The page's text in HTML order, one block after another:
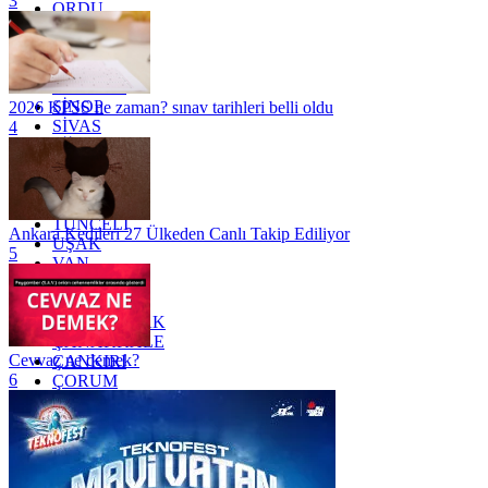
ORDU
OSMANİYE
RİZE
SAKARYA
SAMSUN
SİNOP
SİVAS
SİİRT
TEKİRDAĞ
TOKAT
TRABZON
TUNCELİ
UŞAK
VAN
YALOVA
YOZGAT
ZONGULDAK
ÇANAKKALE
ÇANKIRI
ÇORUM
İSTANBUL
İZMİR
ŞANLIURFA
ŞIRNAK
2026 KPSS ne zaman? sınav tarihleri belli oldu
4
Ankara Kedileri 27 Ülkeden Canlı Takip Ediliyor
5
Cevvaz ne demek?
6